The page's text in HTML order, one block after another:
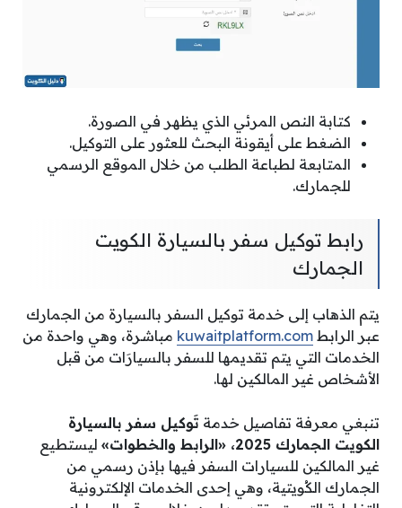
كتابة النص المرئي الذي يظهر في الصورة.
الضغط على أيقونة البحث للعثور على التوكيل.
المتابعة لطباعة الطلب من خلال الموقع الرسمي
للجمارك.
رابط توكيل سفر بالسيارة الكويت
الجمارك
يتم الذهاب إلى خدمة توكيل السفر بالسيارة من الجمارك
عبر الرابط kuwaitplatform.com مباشرة، وهي واحدة من
الخدمات التي يتم تقديمها للسفر بالسيارَات من قبل
الأشخاص غير المالكين لها.
تنبغي معرفة تفاصيل خدمة تَوكيل سفر بالسيارة
الكويت الجمارك 2025، «الرابط والخطوات»
ليستطيع
غير المالكين للسيارات السفر فيها بإذن رسمي من
الجمارك الكُويتية، وهي إحدى الخدمات الإلكترونية